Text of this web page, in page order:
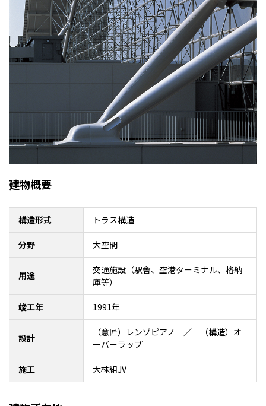
建物概要
構造形式 トラス構造
分野 大空間
用途
交通施設（駅舎、空港ターミナル、格納
庫等）
竣工年 1991年
設計
（意匠）レンゾピアノ ／ （構造）オ
ーバーラップ
施工 大林組JV